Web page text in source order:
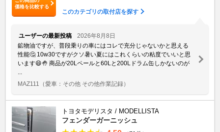
価格を比較する
このカテゴリの取付店を探す
ユーザーの最新投稿
2026年8月8日
鉱物油ですが、普段乗りの車にはコレで充分じゃないかと思える
性能🤔 10w30ですがクソ暑い夏にはこれくらいの粘度でいいと思
います😄🤚 商品が20Lペールと60Lと200Lドラム缶しかないのが
MAZ111
（愛車：その他 その他作業記録）
トヨタモデリスタ / MODELLISTA
フェンダーガーニッシュ